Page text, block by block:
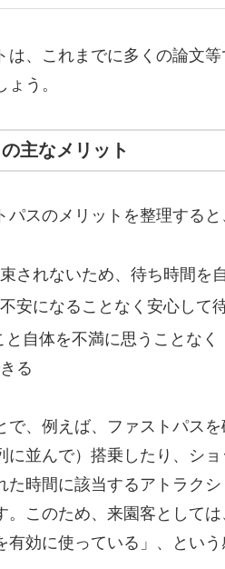
は、これまでに多くの論文
う。
主なメリット
スのメリットを整理する
されないため、待ち時間を
安になることなく安心して
と自体を不満に思うことな
る
で、例えば、ファストパス
に並んで）搭乗したり、シ
た時間に該当するアトラク
。このため、来園客として
効に使っている」、という